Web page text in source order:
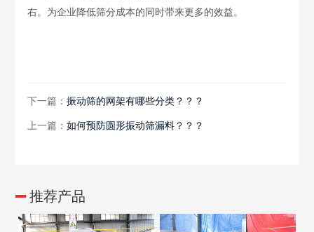
右。为企业降低筛分成本的同时带来更多的效益。
下一篇： 振动筛的网架有哪些分类？？？
上一篇： 如何预防圆形振动筛漏料？？？
推荐产品